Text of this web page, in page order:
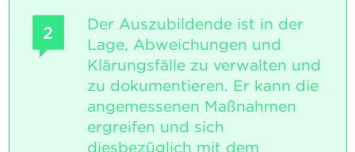
2
Der Auszubildende ist in der
Lage, Abweichungen und
Klärungsfälle zu verwalten und
zu dokumentieren. Er kann die
angemessenen Maßnahmen
ergreifen und sich
diesbezüglich mit dem